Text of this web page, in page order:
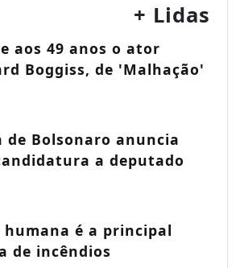
+ Lidas
aos 49 anos o ator
Boggiss, de 'Malhação'
de Bolsonaro anuncia
a deputado
humana é a principal
de incêndios